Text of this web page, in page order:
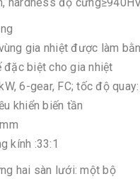
gia nhiệt được làm
biệt cho gia nhiệt
6-gear, FC; tốc độ
khiển biến tần
kính :33:1
hai sàn lưới: một bộ